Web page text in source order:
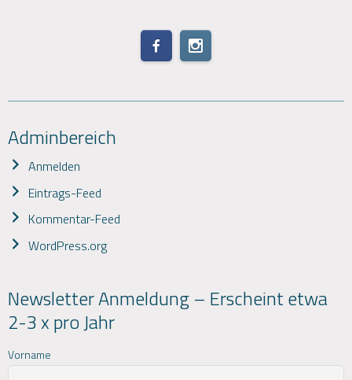
Adminbereich
Anmelden
Eintrags-Feed
Kommentar-Feed
WordPress.org
Newsletter Anmeldung – Erscheint etwa
2-3 x pro Jahr
Vorname